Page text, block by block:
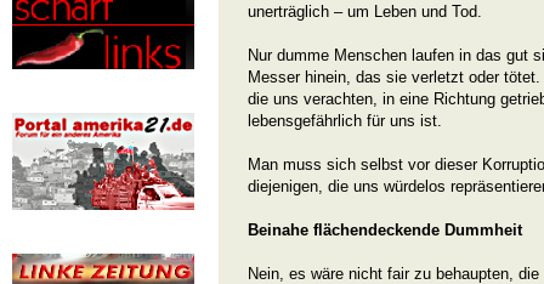
unerträglich – um Leben und Tod.
Nur dumme Menschen laufen in das gut
Messer hinein, das sie verletzt oder
die uns verachten, in eine Richtung
lebensgefährlich für uns ist.
Man muss sich selbst vor dieser
diejenigen, die uns würdelos
Beinahe flächendeckende Dummheit
Nein, es wäre nicht fair zu behaupten,